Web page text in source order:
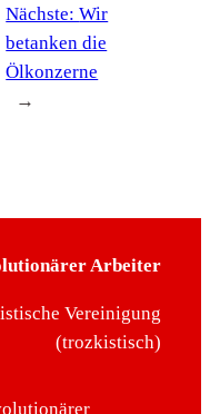
Nächste:Wir
betanken die
Ölkonzerne
→
Arbeiter
Vereinigung
(trozkistisch)